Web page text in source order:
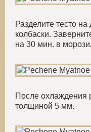
Разделите тесто на
колбаски.
на 30 мин. в
После охлаждения
толщиной 5 мм.